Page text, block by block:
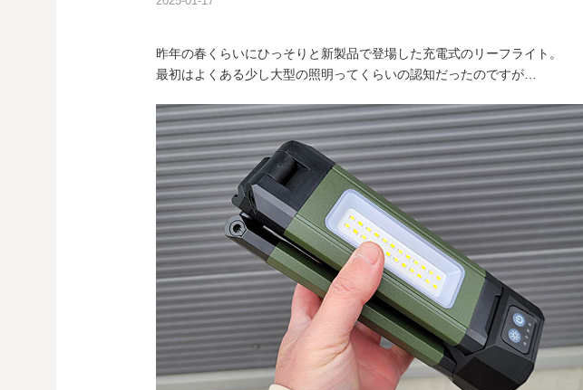
昨年の春くらいにひっそりと新製品で登場した充電式のリーフライト。
最初はよくある少し大型の照明ってくらいの認知だったのですが…